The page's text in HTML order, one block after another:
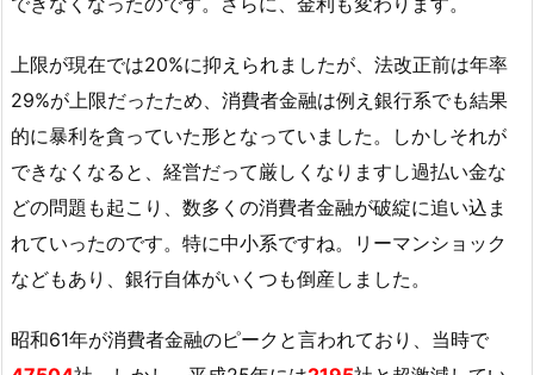
上限が現在では20%に抑えられましたが、法改正前は年率
29%が上限だったため、消費者金融は例え銀行系でも結果
的に暴利を貪っていた形となっていました。しかしそれが
できなくなると、経営だって厳しくなりますし過払い金な
どの問題も起こり、数多くの消費者金融が破綻に追い込ま
れていったのです。特に中小系ですね。リーマンショック
などもあり、銀行自体がいくつも倒産しました。
昭和61年が消費者金融のピークと言われており、当時で